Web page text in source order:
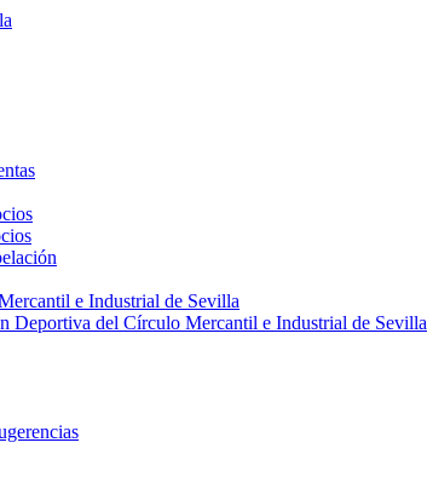
e Industrial de Sevilla
Deportiva del Círculo Mercantil e Industrial de Sevilla